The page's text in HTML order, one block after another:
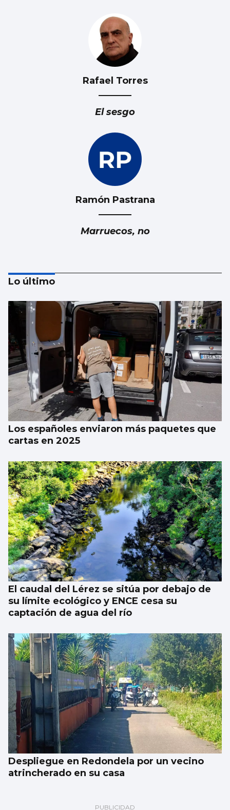
Rafael Torres
El sesgo
Ramón Pastrana
Marruecos, no
Luis Carlos de la Peña
Marruecos: ¿Fiable y responsable?
Lo último
Los españoles enviaron más paquetes que
cartas en 2025
El caudal del Lérez se sitúa por debajo de
su límite ecológico y ENCE cesa su
captación de agua del río
Despliegue en Redondela por un vecino
atrincherado en su casa